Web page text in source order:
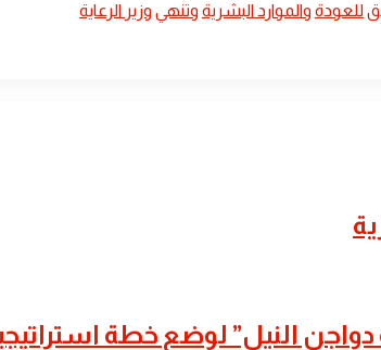
للعودة والموارد البشرية وتنهي وزير الرعاية
دواجن النيل” لوضع خطة